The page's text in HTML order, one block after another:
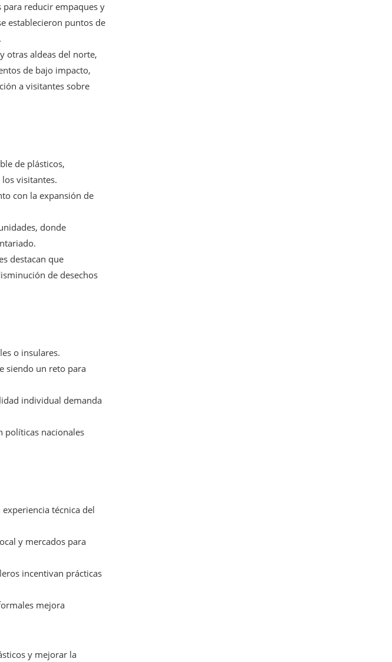
reducir empaques y
establecieron puntos de
otras aldeas del norte,
de bajo impacto,
a visitantes sobre
de plásticos,
visitantes.
con la expansión de
donde
destacan que
de desechos
o insulares.
siendo un reto para
individual demanda
políticas nacionales
técnica del
y mercados para
incentivan prácticas
mejora
y mejorar la